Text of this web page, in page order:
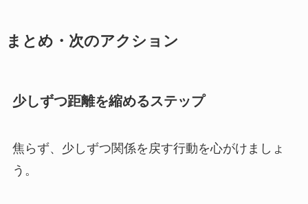
まとめ・次のアクション
少しずつ距離を縮めるステップ
焦らず、少しずつ関係を戻す行動を心がけましょ
う。